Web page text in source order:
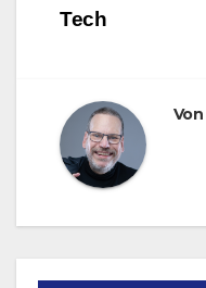
Tech
Von